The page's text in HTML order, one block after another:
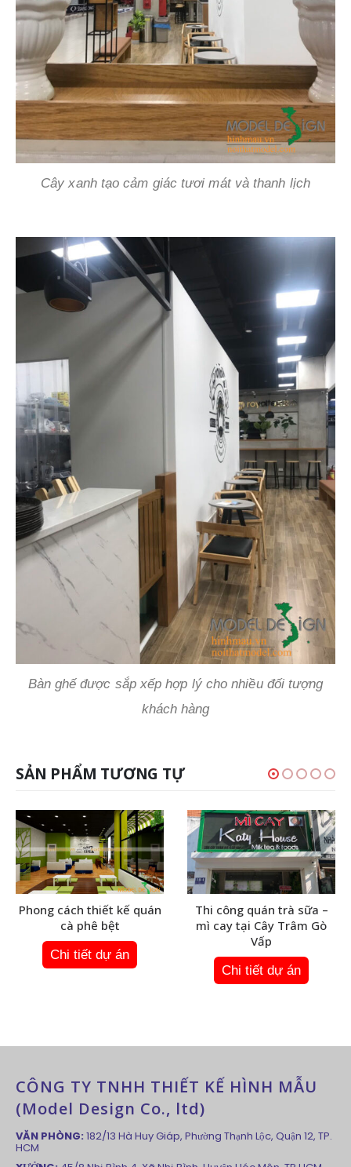
Cây xanh tạo cảm giác tươi mát và thanh lịch
Bàn ghế được sắp xếp hợp lý cho nhiều đối tượng
khách hàng
SẢN PHẨM TƯƠNG TỰ
Phong cách thiết kế quán
cà phê bệt
Chi tiết dự án
Thi công quán trà sữa –
mì cay tại Cây Trâm Gò
Vấp
Chi tiết dự án
CÔNG TY TNHH THIẾT KẾ HÌNH MẪU
(Model Design Co., ltd)
VĂN PHÒNG: 182/13 Hà Huy Giáp, Phường Thạnh Lộc, Quận 12, TP.
HCM